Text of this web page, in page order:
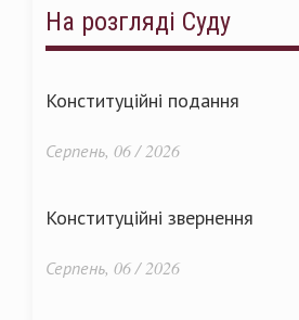
На розгляді Суду
Конституційні подання
Серпень, 06 / 2026
Конституційні звернення
Серпень, 06 / 2026